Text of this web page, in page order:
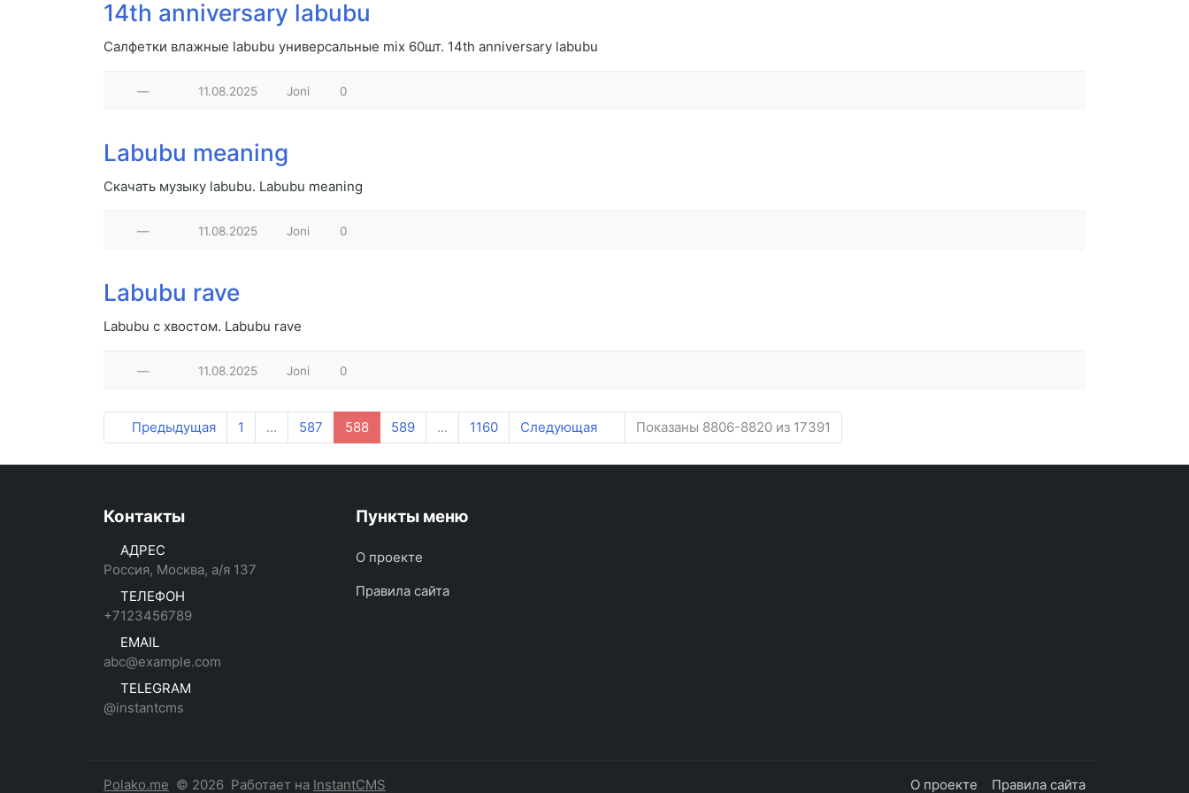
14th anniversary labubu
Салфетки влажные labubu универсальные mix 60шт. 14th anniversary labubu
— 11.08.2025 Joni 0
Labubu meaning
Скачать музыку labubu. Labubu meaning
— 11.08.2025 Joni 0
Labubu rave
Labubu с хвостом. Labubu rave
— 11.08.2025 Joni 0
Предыдущая 1 ... 587 588 589 ... 1160 Следующая Показаны 8806-8820 из 17391
Контакты
АДРЕС
Россия, Москва, а/я 137
ТЕЛЕФОН
+7123456789
EMAIL
abc@example.com
TELEGRAM
@instantcms
Пункты меню
О проекте
Правила сайта
Polako.me © 2026 Работает на InstantCMS О проекте Правила сайта